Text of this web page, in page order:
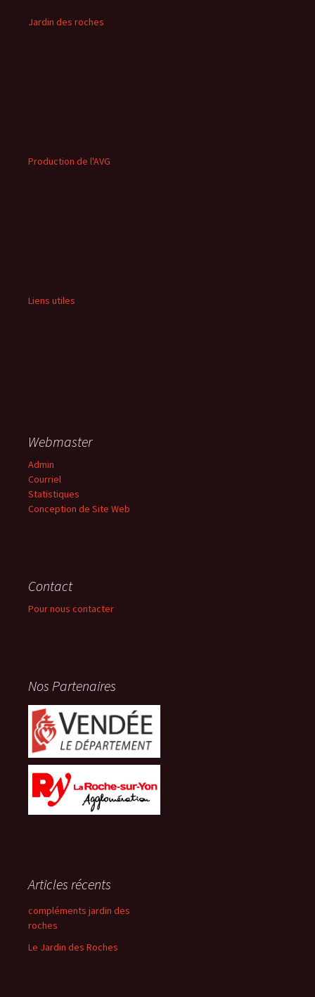
Jardin des roches
Production de l'AVG
Liens utiles
Webmaster
Admin
Courriel
Statistiques
Conception de Site Web
Contact
Pour nous contacter
Nos Partenaires
Articles récents
compléments jardin des
roches
Le Jardin des Roches